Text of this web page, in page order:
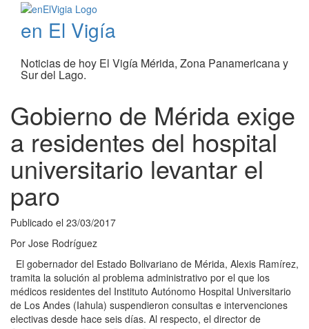
en El Vigía
Noticias de hoy El Vigía Mérida, Zona Panamericana y
Sur del Lago.
Gobierno de Mérida exige
a residentes del hospital
universitario levantar el
paro
Publicado el 23/03/2017
Por Jose Rodríguez
El gobernador del Estado Bolivariano de Mérida, Alexis Ramírez,
tramita la solución al problema administrativo por el que los
médicos residentes del Instituto Autónomo Hospital Universitario
de Los Andes (Iahula) suspendieron consultas e intervenciones
electivas desde hace seis días. Al respecto, el director de